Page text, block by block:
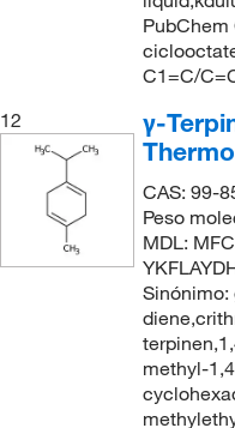
PubChem
C1=C/
12
γ-
CAS: 99-
Peso
MDL:
methyl-